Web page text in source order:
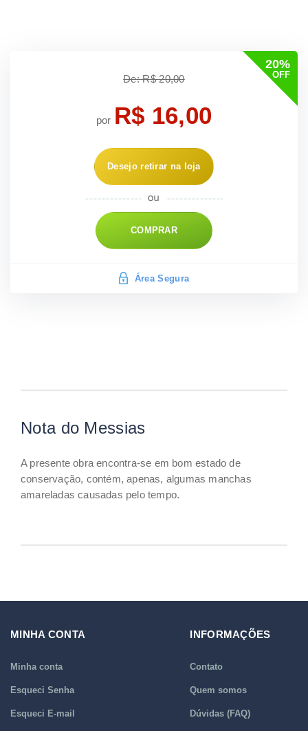
20%
OFF
De: R$ 20,00
por R$ 16,00
Desejo retirar na loja
COMPRAR
Área Segura
Nota do Messias
A presente obra encontra-se em bom estado de
conservação, contém, apenas, algumas manchas
amareladas causadas pelo tempo.
MINHA CONTA
Minha conta
Esqueci Senha
Esqueci E-mail
INFORMAÇÕES
Contato
Quem somos
Dúvidas (FAQ)